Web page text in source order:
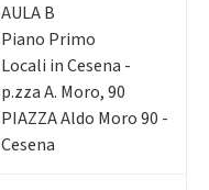
AULA B
Piano Primo
Locali in Cesena -
p.zza A. Moro, 90
PIAZZA Aldo Moro 90 -
Cesena